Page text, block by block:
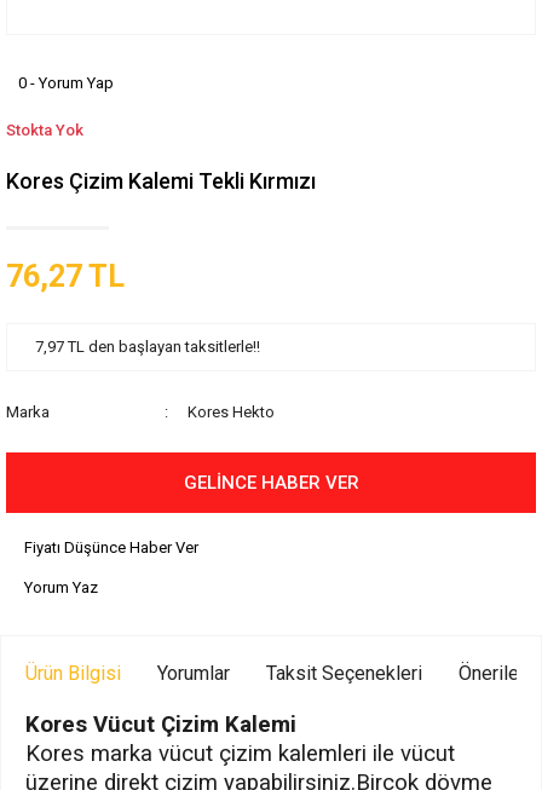
0 - Yorum Yap
Stokta Yok
Kores Çizim Kalemi Tekli Kırmızı
76,27 TL
7,97 TL den başlayan taksitlerle!!
Marka Kores Hekto
GELİNCE HABER VER
Fiyatı Düşünce Haber Ver
Yorum Yaz
Ürün Bilgisi Yorumlar Taksit Seçenekleri
Kores Vücut Çizim Kalemi
Kores marka vücut çizim kalemleri ile vücut
üzerine direkt çizim yapabilirsiniz.Birçok dövme